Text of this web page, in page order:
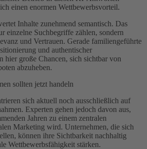
einen enormen Wettbewerbsvorteil.
Inhalte zunehmend semantisch. Das
einzelne Suchbegriffe zählen, sondern
und Vertrauen. Gerade familiengeführte
und authentischer
hier große Chancen, sich sichtbar von
abzuheben.
sollten jetzt handeln
sich aktuell noch ausschließlich auf
Experten gehen jedoch davon aus,
Jahren zu einem zentralen
Marketing wird. Unternehmen, die sich
können ihre Sichtbarkeit nachhaltig
Wettbewerbsfähigkeit stärken.